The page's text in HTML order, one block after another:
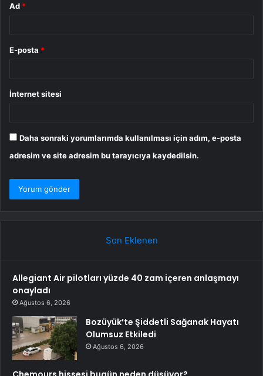
Ad *
E-posta *
İnternet sitesi
Daha sonraki yorumlarımda kullanılması için adım, e-posta
adresim ve site adresim bu tarayıcıya kaydedilsin.
Son Eklenen
Allegiant Air pilotları yüzde 40 zam içeren anlaşmayı
onayladı
Ağustos 6, 2026
Bozüyük’te Şiddetli Sağanak Hayatı
Olumsuz Etkiledi
Ağustos 6, 2026